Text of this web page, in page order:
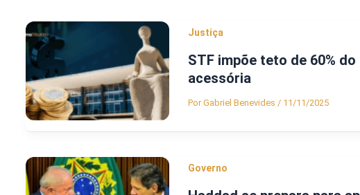
Justiça
STF impõe teto de 60%
acessória
PorGabriel Benevides / 11/11/2025
Governo